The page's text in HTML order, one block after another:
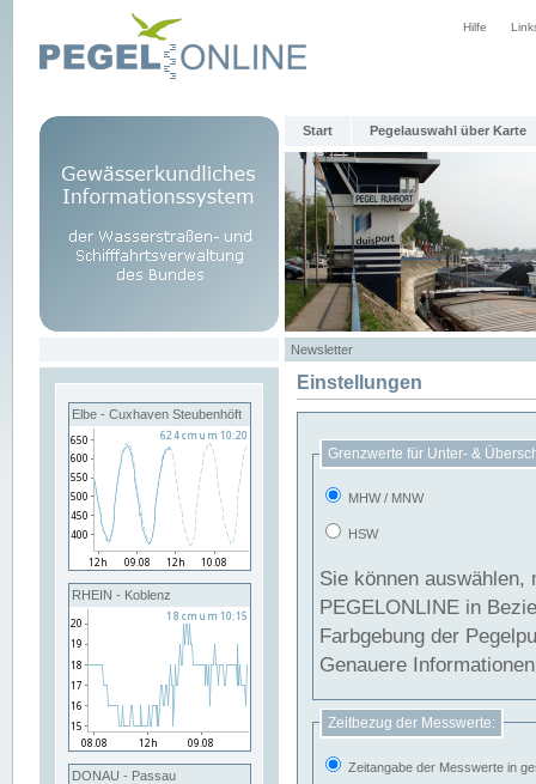
Hilfe
Start Pegelauswahl über Karte
Newsletter
Elbe - Cuxhaven Steubenhöft
RHEIN - Koblenz
DONAU - Passau
Einstellungen
Grenzwerte für Unter- &
MHW / MNW
HSW
Sie können
PEGELONLINE in Beziehung
Farbgebung der
Genauere
Zeitbezug der Messwerte:
Zeitangabe der Messwerte in